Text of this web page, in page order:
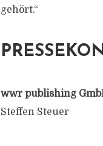
gehört.“
wwr publishing
Steffen Steuer